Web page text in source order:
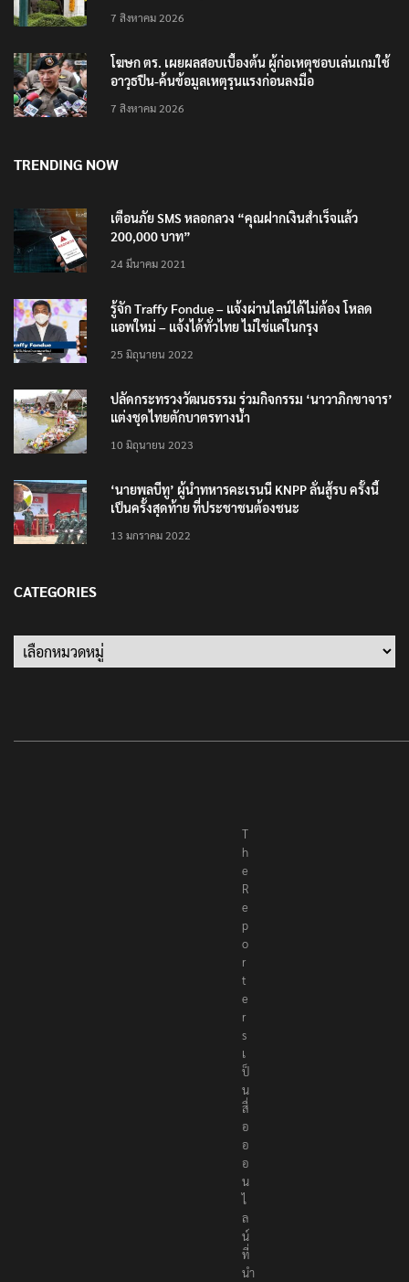
7 สิงหาคม 2026
โฆษก ตร. เผยผลสอบเบื้องต้น ผู้ก่อเหตุชอบเล่นเกมใช้
อาวุธปืน-ค้นข้อมูลเหตุรุนแรงก่อนลงมือ
7 สิงหาคม 2026
TRENDING NOW
เตือนภัย SMS หลอกลวง “คุณฝากเงินสำเร็จแล้ว
200,000 บาท”
24 มีนาคม 2021
รู้จัก Traffy Fondue – แจ้งผ่านไลน์ได้ไม่ต้อง โหลด
แอพใหม่ – แจ้งได้ทั่วไทย ไม่ใช่แค่ในกรุง
25 มิถุนายน 2022
ปลัดกระทรวงวัฒนธรรม ร่วมกิจกรรม ‘นาวาภิกขาจาร’
แต่งชุดไทยตักบาตรทางน้ำ
10 มิถุนายน 2023
‘นายพลบีทู’ ผู้นำทหารคะเรนนี KNPP ลั่นสู้รบ ครั้งนี้
เป็นครั้งสุดท้าย ที่ประชาชนต้องชนะ
13 มกราคม 2022
CATEGORIES
Categories
T
h
e
R
e
p
o
r
t
e
r
s
เ
ป็
น
สื่
อ
อ
อ
น
ไ
ล
น์
ที่
นำ